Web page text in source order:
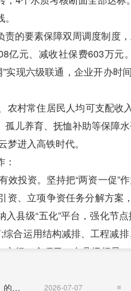
的要素保障双周调度制度
亿元、减收社保费603万
”实现六级联通，企业开办
村常住居民人均可支配收
儿养育、抚恤补助等保障
进入高铁时代。
投资。坚持把“两资一促”
、立项争资任务分解方案
入县级“五化”平台，强化节
合运用结构减排、工程减
行一个项目一名县级领导
核细则，出台了固定资产
现及时奖励，激发工作热情
国务院关于印发《城市更新“十五五”规划》的通知（国发〔2026〕12号）
2026-07-07